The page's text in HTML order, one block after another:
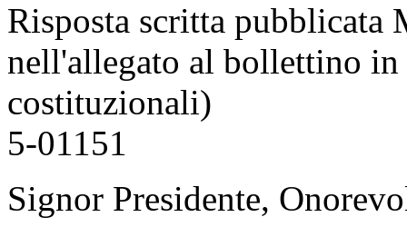
Risposta scritta
nell'allegato al bollettino
costituzionali)
5-01151
Signor Presidente,